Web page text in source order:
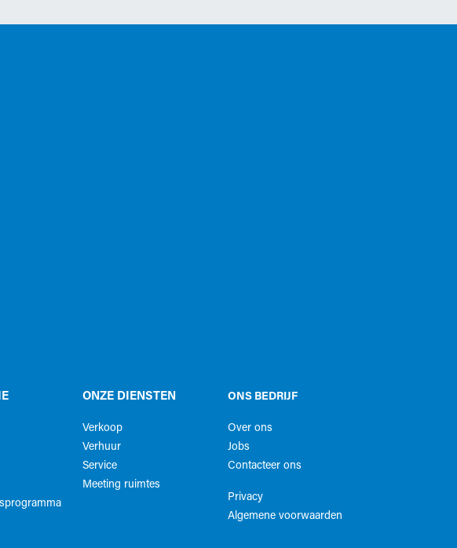
ONZE DIENSTEN
Verkoop
Verhuur
Service
Meeting ruimtes
ONS BEDRIJF
Over ons
Jobs
Contacteer ons
Privacy
Algemene voorwaarden​